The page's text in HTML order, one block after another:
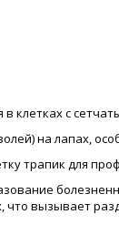
клетках с
на лапах,
трапик для
что вызывает